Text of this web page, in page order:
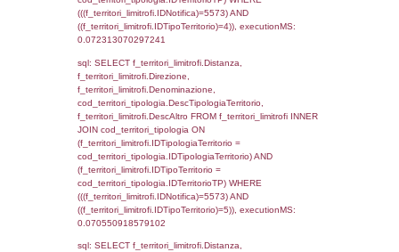
StatoIspezione,
'%d/%m/%Y') as DataApertura,
DATE_FORMAT(DataChiusura, '%d/%m/
DataChiusura,
'%d/%m/%Y') as DataUltimoPIR FROM
WHERE (((d3_ispezioni.IDNotifica)=5573)),
0.00044584274291992
sql: SELECT el_nazioni.DescIT,
FROM f_confini_stato INNER JOIN
f_confini_stato.IDStato = el_nazioni.IDStato
f_confini_stato.IDNotifica = 5573;,